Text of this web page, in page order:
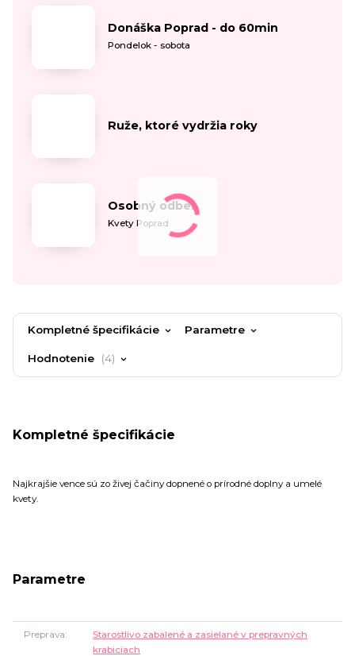
Donáška Poprad - do 60min
Pondelok - sobota
Ruže, ktoré vydržia roky
Osobný odber
Kvety Poprad
Kompletné špecifikácie Parametre
Hodnotenie 4
Kompletné špecifikácie
Najkrajšie vence sú zo živej čačiny dopnené o prírodné doplny a umelé
kvety.
Parametre
Preprava
Starostlivo zabalené a zasielané v prepravných
krabiciach